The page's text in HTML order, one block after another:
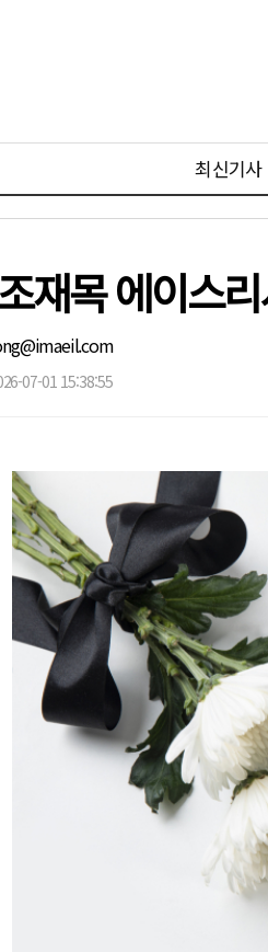
최신기사
재목 에이스
07-01 15:38:55